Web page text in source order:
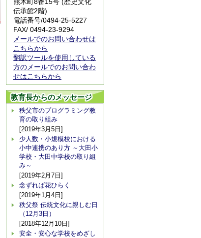
伝承館2階)
電話番号/0494-25-5227
FAX/ 0494-23-9294
メールでのお問い合わせは
こちらから
翻訳ツールを使用している
方のメールでのお問い合わ
せはこちらから
教育長からのメッセージ
秩父市のプログラミング教
育の取り組み
[2019年3月5日]
少人数・小規模校における
小中連携のあり方 ～大田小
学校・大田中学校の取り組
み～
[2019年2月7日]
念ずれば花ひらく
[2019年1月4日]
秩父祭 伝統文化に親しむ日
（12月3日）
[2018年12月10日]
安全・安心な学校をめざし